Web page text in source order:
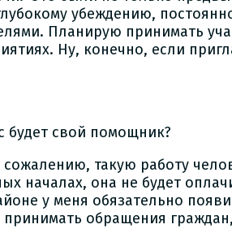
убеждению,
Планирую принимать
Ну, конечно, если
будет свой помощник?
такую работу
началах, она не будет
у меня обязательно
обращения